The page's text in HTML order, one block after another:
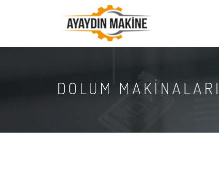
DOLUM MAKİNALARI